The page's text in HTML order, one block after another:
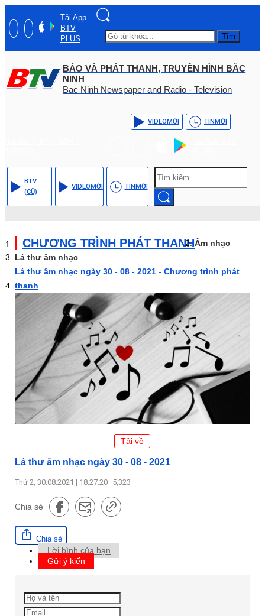
Tải App
BTV
PLUS
Tìm
BÁO VÀ PHÁT THANH, TRUYỀN HÌNH BẮC
NINH
Bac Ninh Newspaper and Radio - Television
VIDEOMỚI TINMỚI
BTV
(CŨ)
VIDEOMỚI TINMỚI
CHƯƠNG TRÌNH PHÁT THANHÂm nhạc
Lá thư âm nhạc
Lá thư âm nhạc ngày 30 - 08 - 2021 - Chương trình phát
thanh
Tải về
Lá thư âm nhạc ngày 30 - 08 - 2021
Thứ 2, 30.08.2021 | 18:27:20 5,323
Chia sẻ
Chia sẻ
Lời bình của bạn
Gửi ý kiến